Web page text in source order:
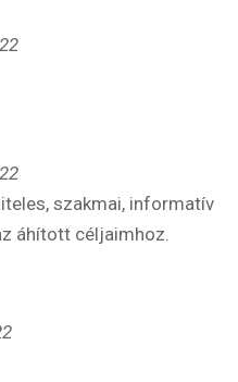
szakmai, informatív
áhított céljaimhoz.